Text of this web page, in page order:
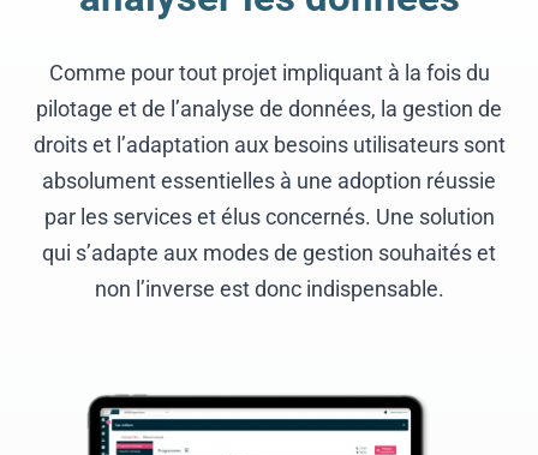
Comme pour tout projet impliquant à la fois du
pilotage et de l’analyse de données, la gestion de
droits et l’adaptation aux besoins utilisateurs sont
absolument essentielles à une adoption réussie
par les services et élus concernés. Une solution
qui s’adapte aux modes de gestion souhaités et
non l’inverse est donc indispensable.